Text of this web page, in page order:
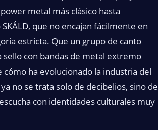
metal más clásico hasta
que no encajan fácilmente en
estricta. Que un grupo de canto
con bandas de metal extremo
cómo ha evolucionado la industria del
no se trata solo de decibelios, sino de
con identidades culturales muy